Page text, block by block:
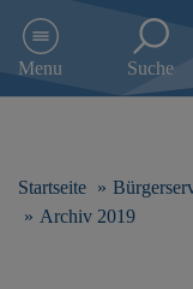
e
Menu Suche
Startseite
Archiv 2019